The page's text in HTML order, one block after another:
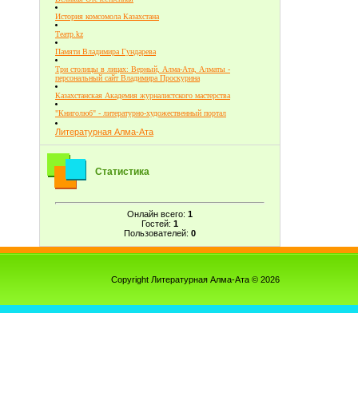
История комсомола Казахстана
Театр.kz
Памяти Владимира Гундарева
Три столицы в лицах: Верный, Алма-Ата, Алматы -
персональный сайт Владимира Проскурина
Казахстанская Академия журналистского мастерства
"Книголюб" - литературно-художественный портал
Литературная Алма-Ата
Статистика
Онлайн всего: 1
Гостей: 1
Пользователей: 0
Copyright Литературная Алма-Ата © 2026